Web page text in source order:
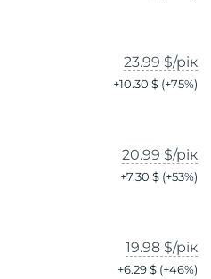
23.99 $/рік
+10.30 $ (+75%)
20.99 $/рік
+7.30 $ (+53%)
19.98 $/рік
+6.29 $ (+46%)